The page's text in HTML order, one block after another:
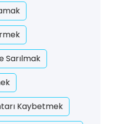
Sarılmak
Kaybetmek